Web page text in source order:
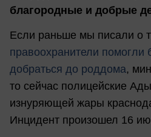
благородные и добрые
Если раньше мы писали о
правоохранители помогли
добраться до роддома,
то сейчас полицейские
изнуряющей жары
Инцидент произошел 16